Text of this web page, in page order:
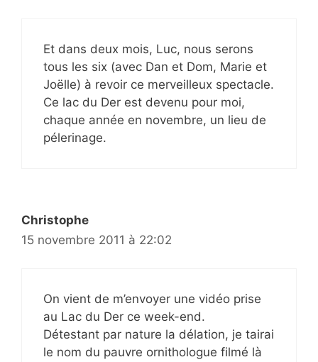
Et dans deux mois, Luc, nous serons
tous les six (avec Dan et Dom, Marie et
Joëlle) à revoir ce merveilleux spectacle.
Ce lac du Der est devenu pour moi,
chaque année en novembre, un lieu de
pélerinage.
Christophe
15 novembre 2011 à 22:02
On vient de m’envoyer une vidéo prise
au Lac du Der ce week-end.
Détestant par nature la délation, je tairai
le nom du pauvre ornithologue filmé là